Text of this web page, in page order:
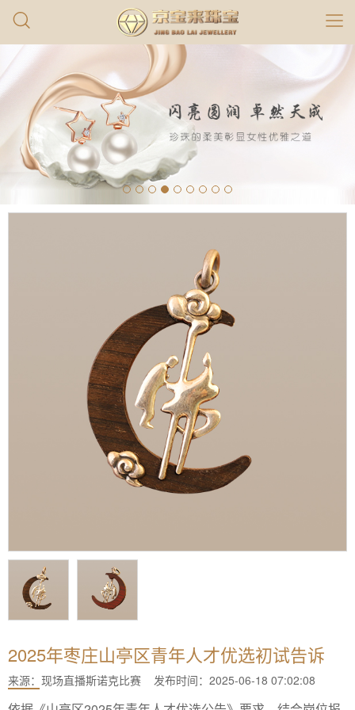
2025年枣庄山亭区青年人才优选初试告诉
来源： 现场直播斯诺克比赛 发布时间：2025-06-18 07:02:08